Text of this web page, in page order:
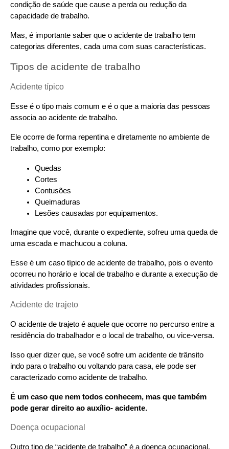
condição de saúde que cause a perda ou redução da
capacidade de trabalho.
Mas, é importante saber que o acidente de trabalho tem
categorias diferentes, cada uma com suas características.
Tipos de acidente de trabalho
Acidente típico
Esse é o tipo mais comum e é o que a maioria das pessoas
associa ao acidente de trabalho.
Ele ocorre de forma repentina e diretamente no ambiente de
trabalho, como por exemplo:
Quedas
Cortes
Contusões
Queimaduras
Lesões causadas por equipamentos.
Imagine que você, durante o expediente, sofreu uma queda de
uma escada e machucou a coluna.
Esse é um caso típico de acidente de trabalho, pois o evento
ocorreu no horário e local de trabalho e durante a execução de
atividades profissionais.
Acidente de trajeto
O acidente de trajeto é aquele que ocorre no percurso entre a
residência do trabalhador e o local de trabalho, ou vice-versa.
Isso quer dizer que, se você sofre um acidente de trânsito
indo para o trabalho ou voltando para casa, ele pode ser
caracterizado como acidente de trabalho.
É um caso que nem todos conhecem, mas que também
pode gerar direito ao auxílio- acidente.
Doença ocupacional
Outro tipo de “acidente de trabalho” é a doença ocupacional,